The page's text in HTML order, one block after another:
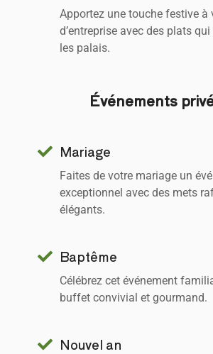
Apportez une touche festive à
d’entreprise avec des plats
les palais.
Événements
Mariage
Faites de votre mariage un
exceptionnel avec des mets
élégants.
Baptême
Célébrez cet événement
buffet convivial et gourmand.
Nouvel an